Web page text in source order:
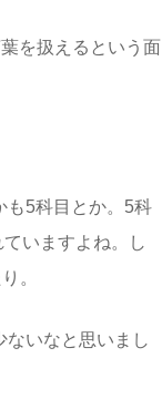
を扱えるという面
も5科目とか。5科
いますよね。し
。
いなと思いまし